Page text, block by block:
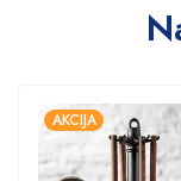
AKCIJA